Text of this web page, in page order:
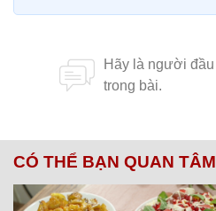
CÓ THỂ BẠN QUAN TÂM